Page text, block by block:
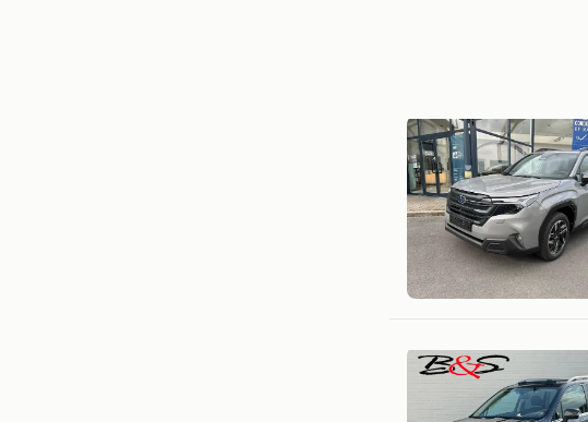
Garage De Prêtre BVBA
Roeselare